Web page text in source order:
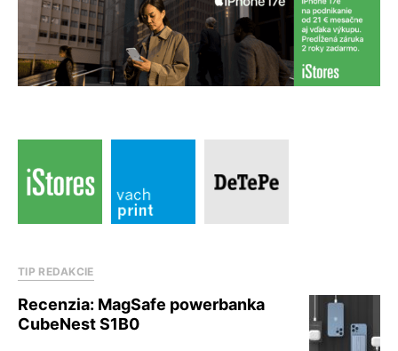
TIP REDAKCIE
Recenzia: MagSafe powerbanka
CubeNest S1B0